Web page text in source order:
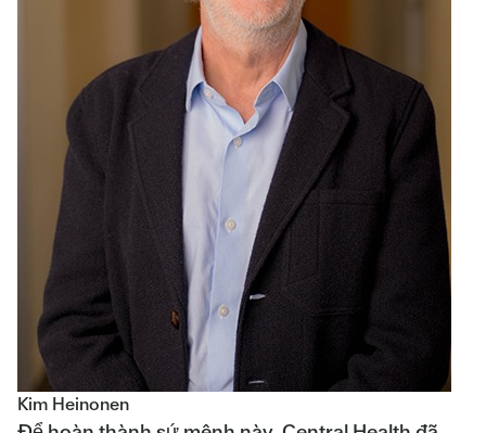
Kim Heinonen